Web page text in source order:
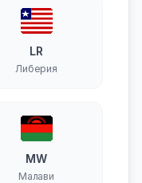
LR
Либерия
MW
Малави